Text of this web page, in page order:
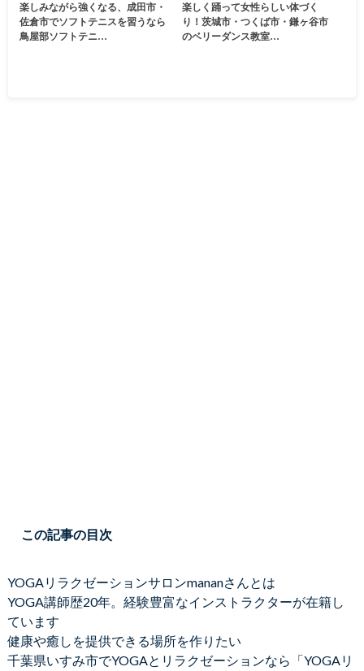
楽しみながら強くなる、成田市・
佐倉市でソフトテニスを習うなら
鳥屋部ソフトテニ…
楽しく踊って女性らしい体づく
り！茨城市・つくば市・鎌ヶ谷市
のベリーダンス教室…
この記事の目次
YOGAリラクゼーションサロンmananさんとは
YOGA講師歴20年。経験豊富なインストラクターが在籍し
ています
健康や癒しを提供できる場所を作りたい
千葉県いすみ市でYOGAとリラクゼーションなら「YOGAリ